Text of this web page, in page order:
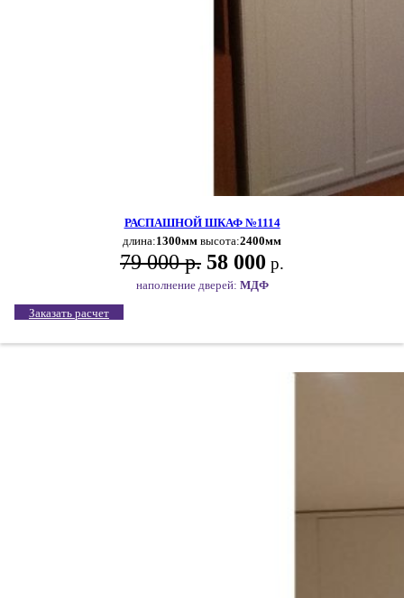
РАСПАШНОЙ ШКАФ №1114
длина:1300мм высота:2400мм
79 000 р. 58 000 р.
наполнение дверей: МДФ
Заказать расчет